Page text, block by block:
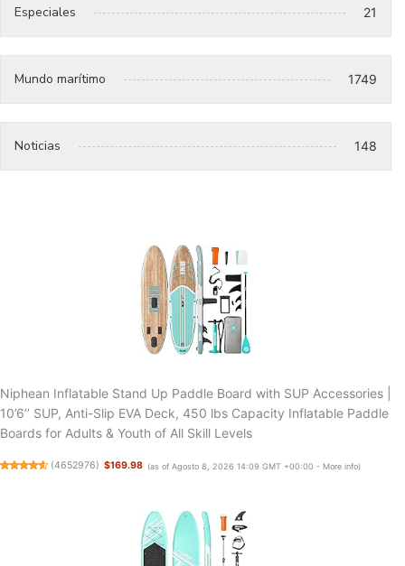
Especiales 21
Mundo marítimo 1749
Noticias 148
Niphean Inflatable Stand Up Paddle Board with SUP Accessories |
10’6’’ SUP, Anti-Slip EVA Deck, 450 lbs Capacity Inflatable Paddle
Boards for Adults & Youth of All Skill Levels
(4652976) $169.98 (as of Agosto 8, 2026 14:09 GMT +00:00 - More info)